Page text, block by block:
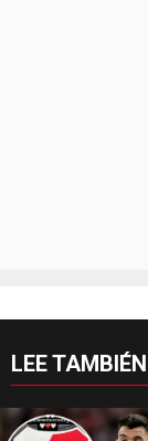
LEE TAMBIÉN